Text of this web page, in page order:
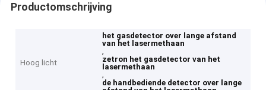
Productomschrijving
Hoog licht
het gasdetector over lange afstand
van het lasermethaan
,
zetron het gasdetector van het
lasermethaan
,
de handbediende detector over lange